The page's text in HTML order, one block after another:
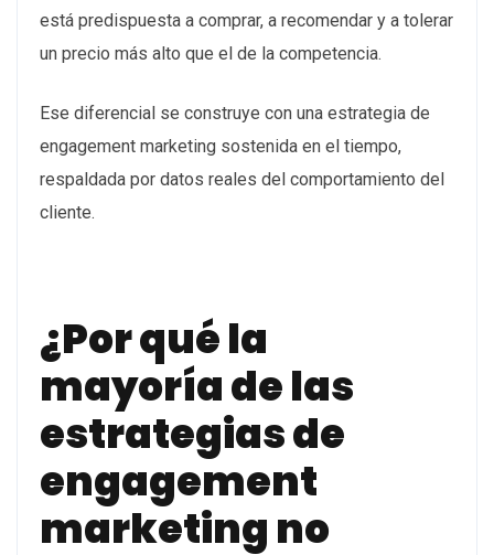
está predispuesta a comprar, a recomendar y a tolerar
un precio más alto que el de la competencia.
Ese diferencial se construye con una estrategia de
engagement marketing sostenida en el tiempo,
respaldada por datos reales del comportamiento del
cliente.
¿Por qué la
mayoría de las
estrategias de
engagement
marketing no